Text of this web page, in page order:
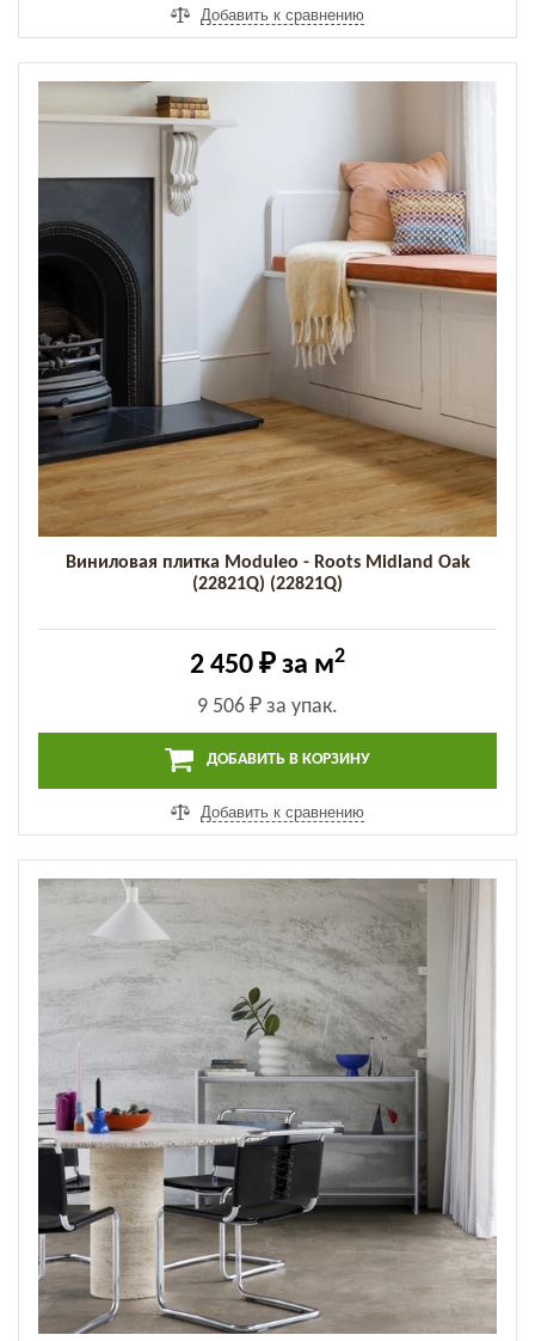
Добавить к сравнению
Виниловая плитка Moduleo - Roots Midland Oak
(22821Q) (22821Q)
2 450 ₽ за м2
9 506 ₽ за упак.
ДОБАВИТЬ В КОРЗИНУ
Добавить к сравнению